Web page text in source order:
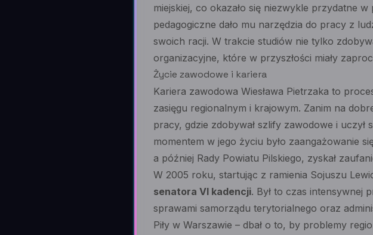
miejskiej, co okazało się niezwykle przydatne
pedagogiczne dało mu narzędzia do pracy z
swoich racji. W trakcie studiów nie tylko
organizacyjne, które w przyszłości miały
Życie zawodowe i kariera
Kariera zawodowa Wiesława Pietrzaka to
zasięgu regionalnym i krajowym. Zanim na
pracy, gdzie zdobywał szlify zawodowe i uczył
momentem w jego życiu było zaangażowanie
a później Rady Powiatu Pilskiego, zyskał
W 2005 roku, startując z ramienia Sojuszu
senatora VI kadencji. Był to czas intensywnej
sprawami samorządu terytorialnego oraz
Piły w Warszawie – dbał o to, by problemy